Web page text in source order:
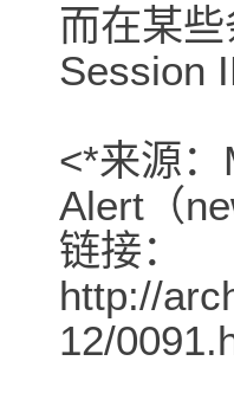
而在某
Session
<*来源
Alert（
链接：
http://
12/